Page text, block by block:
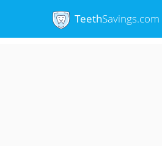
TeethSavings.com